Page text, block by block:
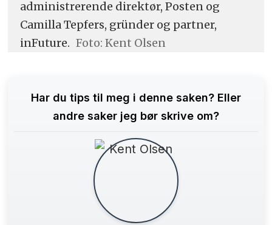
administrerende direktør, Posten og
Camilla Tepfers, gründer og partner,
inFuture. Foto: Kent Olsen
Har du tips til meg i denne saken? Eller
andre saker jeg bør skrive om?